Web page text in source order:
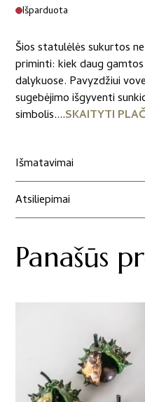
Išparduota
Šios statulėlės sukurtos
priminti: kiek daug
dalykuose. Pavyzdžiui
sugebėjimo išgyventi
simbolis....SKAITYTI
Išmatavimai
Atsiliepimai
Panašūs